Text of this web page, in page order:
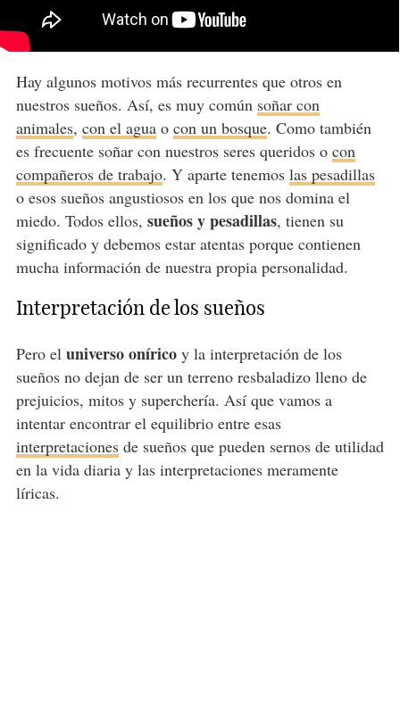
Hay algunos motivos más recurrentes que otros en
nuestros sueños. Así, es muy común soñar con
animales, con el aguao con un bosque. Como también
es frecuente soñar con nuestros seres queridos o con
compañeros de trabajo. Y aparte tenemos las pesadillas
o esos sueños angustiosos en los que nos domina el
miedo. Todos ellos, sueños y pesadillas, tienen su
significado y debemos estar atentas porque contienen
mucha información de nuestra propia personalidad.
Interpretación de los sueños
Pero el universo oníricoy la interpretación de los
sueños no dejan de ser un terreno resbaladizo lleno de
prejuicios, mitos y superchería. Así que vamos a
intentar encontrar el equilibrio entre esas
interpretacionesde sueños que pueden sernos de utilidad
en la vida diaria y las interpretaciones meramente
líricas.